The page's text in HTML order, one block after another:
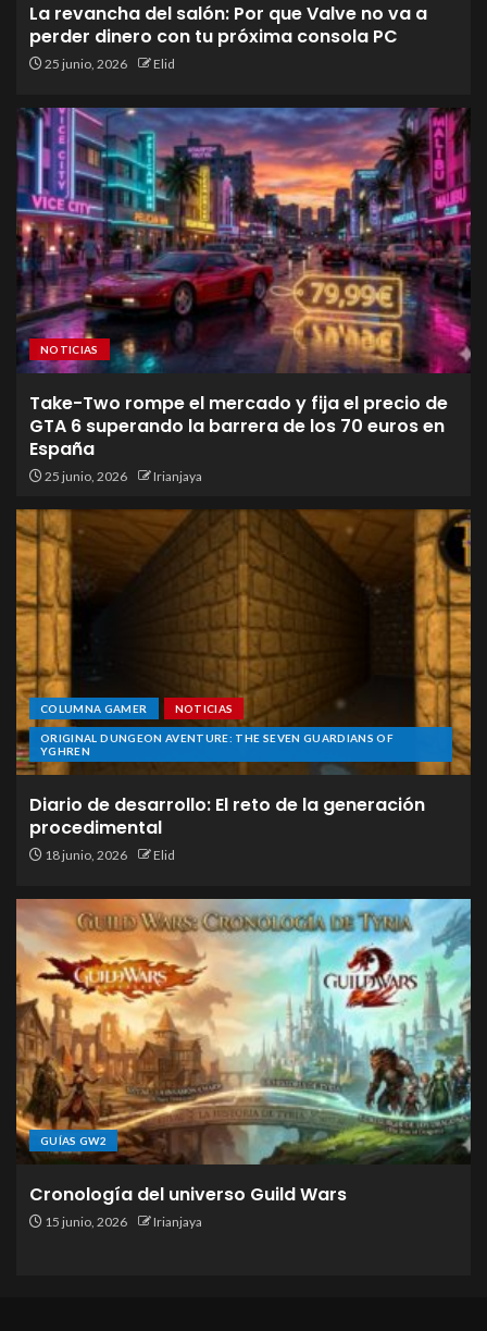
La revancha del salón: Por que Valve no va a
perder dinero con tu próxima consola PC
25 junio, 2026 Elid
NOTICIAS
Take-Two rompe el mercado y fija el precio de
GTA 6 superando la barrera de los 70 euros en
España
25 junio, 2026 Irianjaya
COLUMNA GAMER NOTICIAS
ORIGINAL DUNGEON AVENTURE: THE SEVEN GUARDIANS OF
YGHREN
Diario de desarrollo: El reto de la generación
procedimental
18 junio, 2026 Elid
GUÍAS GW2
Cronología del universo Guild Wars
15 junio, 2026 Irianjaya